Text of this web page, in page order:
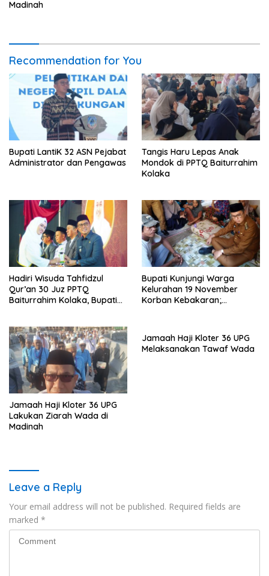
Madinah
Recommendation for You
Bupati LantiK 32 ASN Pejabat
Administrator dan Pengawas
Tangis Haru Lepas Anak
Mondok di PPTQ Baiturrahim
Kolaka
Hadiri Wisuda Tahfidzul
Qur’an 30 Juz PPTQ
Baiturrahim Kolaka, Bupati
Bupati Kunjungi Warga
Kelurahan 19 November
Korban Kebakaran;
Jamaah Haji Kloter 36 UPG
Lakukan Ziarah Wada di
Madinah
Jamaah Haji Kloter 36 UPG
Melaksanakan Tawaf Wada
Leave a Reply
Your email address will not be published. Required fields are
marked *